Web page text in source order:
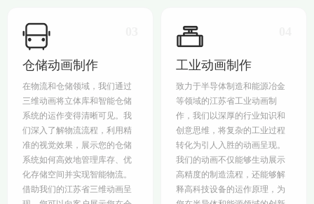
仓储动画制作
在物流和仓储领域，我们通过
三维动画将立体库和智能仓储
系统的运作变得清晰可见。我
们深入了解物流流程，利用精
准的视觉效果，展示您的仓储
系统如何高效地管理库存、优
化存储空间并实现智能物流。
借助我们的江苏省三维动画呈
工业动画制作
致力于半导体制造和能源冶金
等领域的江苏省工业动画制
作，我们以深厚的行业知识和
创意思维，将复杂的工业过程
转化为引人入胜的动画呈现。
我们的动画不仅能够生动展示
高精度的制造流程，还能够解
释高科技设备的运作原理，为